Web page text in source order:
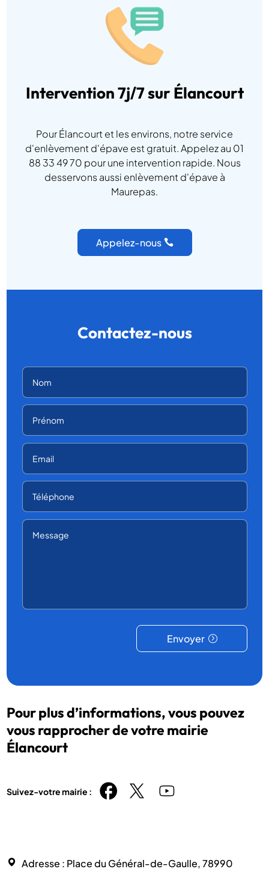
Intervention 7j/7 sur Élancourt
Pour Élancourt et les environs, notre service
d'enlèvement d'épave est gratuit. Appelez au 01
88 33 49 70 pour une intervention rapide. Nous
desservons aussi enlèvement d'épave à
Maurepas.
Appelez-nous
Contactez-nous
Envoyer
Pour plus d’informations, vous pouvez
vous rapprocher de votre mairie
Élancourt
Suivez-votre mairie :
Adresse : Place du Général-de-Gaulle, 78990